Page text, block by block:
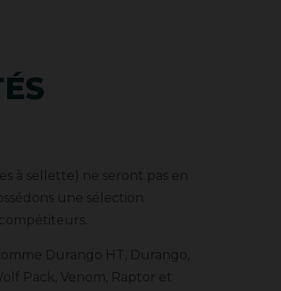
à sellette) ne seront pas en
une sélection
Durango HT, Durango,
Pack, Venom, Raptor et